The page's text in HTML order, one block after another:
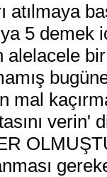
atılmaya
5 demek
alelacele
mal
verin'